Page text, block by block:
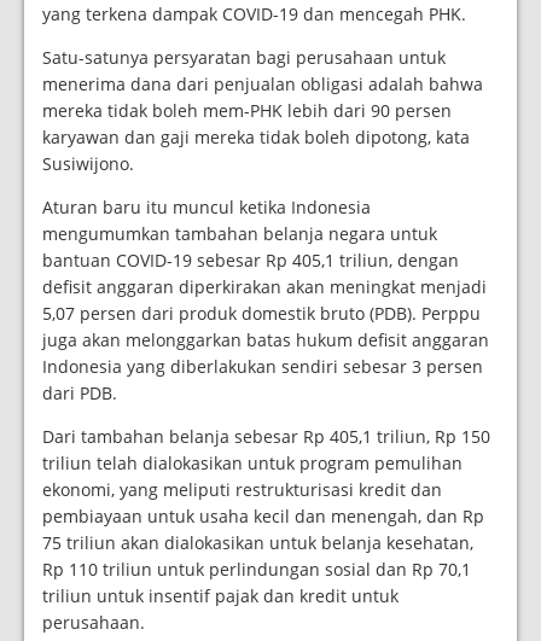
yang terkena dampak COVID-19 dan mencegah PHK.
Satu-satunya persyaratan bagi perusahaan untuk
menerima dana dari penjualan obligasi adalah bahwa
mereka tidak boleh mem-PHK lebih dari 90 persen
karyawan dan gaji mereka tidak boleh dipotong, kata
Susiwijono.
Aturan baru itu muncul ketika Indonesia
mengumumkan tambahan belanja negara untuk
bantuan COVID-19 sebesar Rp 405,1 triliun, dengan
defisit anggaran diperkirakan akan meningkat menjadi
5,07 persen dari produk domestik bruto (PDB). Perppu
juga akan melonggarkan batas hukum defisit anggaran
Indonesia yang diberlakukan sendiri sebesar 3 persen
dari PDB.
Dari tambahan belanja sebesar Rp 405,1 triliun, Rp 150
triliun telah dialokasikan untuk program pemulihan
ekonomi, yang meliputi restrukturisasi kredit dan
pembiayaan untuk usaha kecil dan menengah, dan Rp
75 triliun akan dialokasikan untuk belanja kesehatan,
Rp 110 triliun untuk perlindungan sosial dan Rp 70,1
triliun untuk insentif pajak dan kredit untuk
perusahaan.